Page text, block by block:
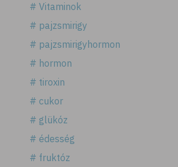
# Vitaminok
# pajzsmirigy
# pajzsmirigyhormon
# hormon
# tiroxin
# cukor
# glükóz
# édesség
# fruktóz